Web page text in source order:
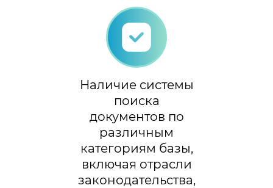
Наличие системы
поиска
документов по
различным
категориям базы,
включая отрасли
законодательства,